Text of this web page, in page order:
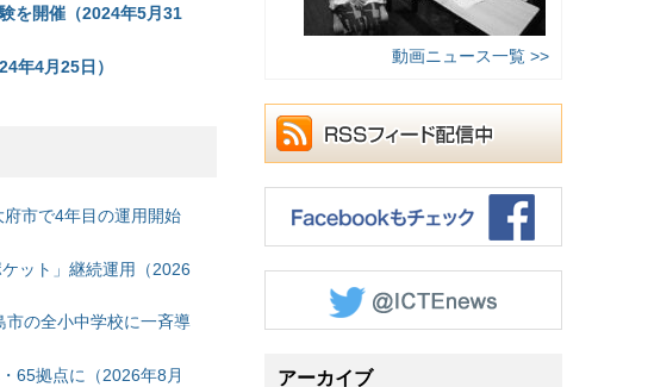
を開催（2024年5月31
年4月25日）
市で4年目の運用開始
ット」継続運用（2026
の全小中学校に一斉導
65拠点に（2026年8月
動画ニュース一覧 >>
アーカイブ